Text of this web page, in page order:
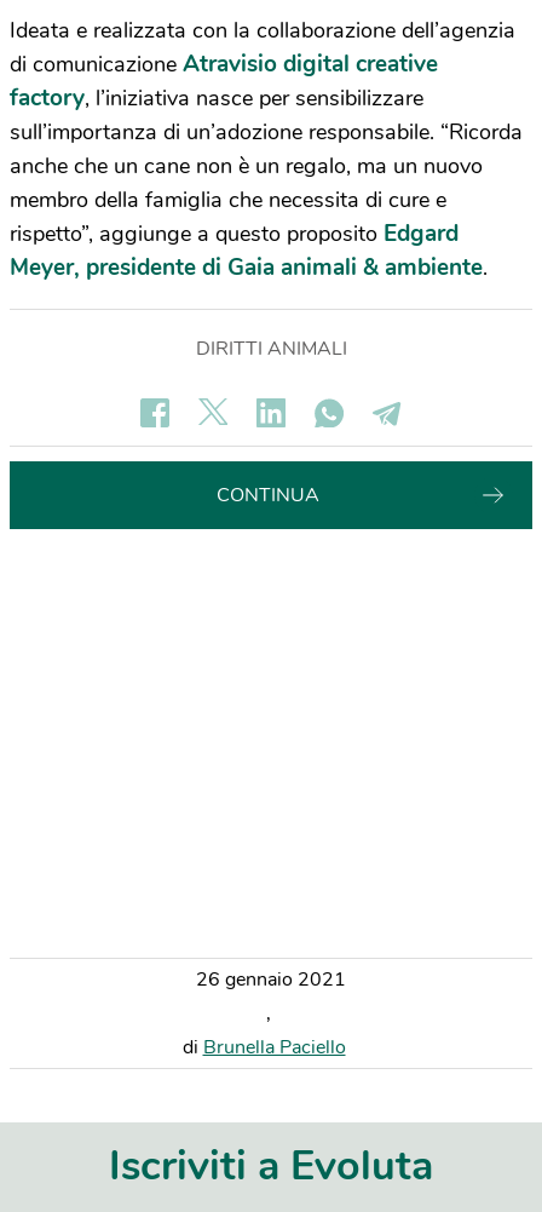
Ideata e realizzata con la collaborazione dell’agenzia
di comunicazione Atravisio digital creative
factory, l’iniziativa nasce per sensibilizzare
sull’importanza di un’adozione responsabile. “Ricorda
anche che un cane non è un regalo, ma un nuovo
membro della famiglia che necessita di cure e
rispetto”, aggiunge a questo proposito Edgard
Meyer, presidente di Gaia animali & ambiente.
DIRITTI ANIMALI
CONTINUA
26 gennaio 2021
,
di Brunella Paciello
Iscriviti a Evoluta